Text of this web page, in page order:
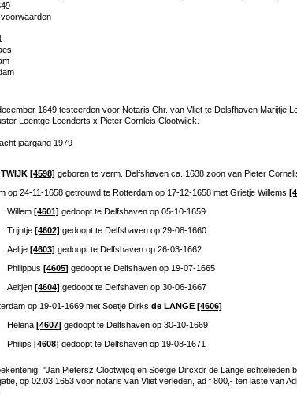
1649 testeerden voor Notaris Chr. van Vliet te Delsfhaven Marijtje
Leentge Leenderts x Pieter Cornleis Clootwijck.
jaargang 1979
[4598] geboren te verm. Delfshaven ca. 1638 zoon van Pieter
op 24-11-1658 getrouwd te Rotterdam op 17-12-1658 met Grietje Willems
Willem[4601] gedoopt te Delfshaven op 05-10-1659
Trijntje[4602] gedoopt te Delfshaven op 29-08-1660
Aeltje[4603] gedoopt te Delfshaven op 26-03-1662
Philippus[4605] gedoopt te Delfshaven op 19-07-1665
Aeltjen[4604] gedoopt te Delfshaven op 30-06-1667
op 19-01-1669 met Soetje Dirksde LANGE [4606]
Helena[4607] gedoopt te Delfshaven op 30-10-1669
Philips[4608] gedoopt te Delfshaven op 19-08-1671
"Jan Pietersz Clootwijcq en Soetge Dircxdr de Lange
op 02.03.1653 voor notaris van Vliet verleden, ad f 800,- ten laste van